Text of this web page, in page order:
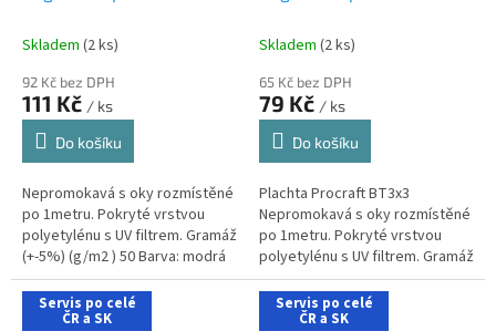
Skladem (2 ks)
92 Kč bez DPH
111 Kč / ks
Do košíku
Nepromokavá s oky rozmístěné
po 1metru. Pokryté vrstvou
polyetylénu s UV filtrem. Gramáž
(+-5%) (g/m2 ) 50 Barva: modrá
Rozměry (m) 2x8 Hmotnost (kg)
0,77
Skladem (2 ks)
65 Kč bez DPH
79 Kč / ks
Do košíku
Plachta Procraft BT3x3
Nepromokavá s oky rozmístěné
po 1metru. Pokryté vrstvou
polyetylénu s UV filtrem. Gramáž
(+-5%) (g/m2 ) 50 Barva: modrá
Rozměry (m) 3x3 Hmotnost 0,40
Servis po celé
ČR a SK
Servis po celé
ČR a SK